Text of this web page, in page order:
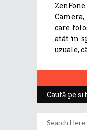
care
atât în
uzuale,
Caută pe